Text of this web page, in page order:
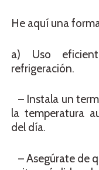
He aquí una
a) Uso
refrigeración.
– Instala un
la temperatura
del día.
– Asegúrate de